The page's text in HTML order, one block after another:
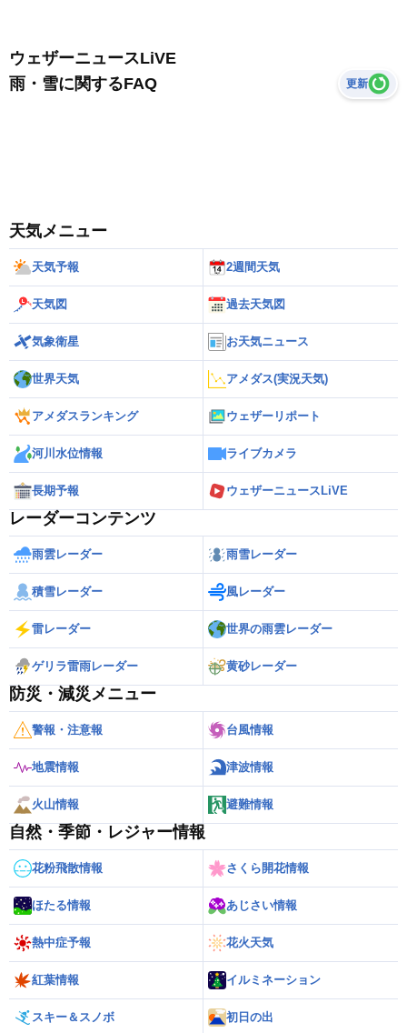
ウェザーニュースLiVE
雨・雪に関するFAQ
更新
天気メニュー
天気予報 2週間天気
天気図 過去天気図
気象衛星 お天気ニュース
世界天気 アメダス(実況天気)
アメダスランキング ウェザーリポート
河川水位情報 ライブカメラ
長期予報 ウェザーニュースLiVE
レーダーコンテンツ
雨雲レーダー 雨雪レーダー
積雪レーダー 風レーダー
雷レーダー 世界の雨雲レーダー
ゲリラ雷雨レーダー 黄砂レーダー
防災・減災メニュー
警報・注意報 台風情報
地震情報 津波情報
火山情報 避難情報
自然・季節・レジャー情報
花粉飛散情報 さくら開花情報
ほたる情報 あじさい情報
熱中症予報 花火天気
紅葉情報 イルミネーション
スキー＆スノボ 初日の出